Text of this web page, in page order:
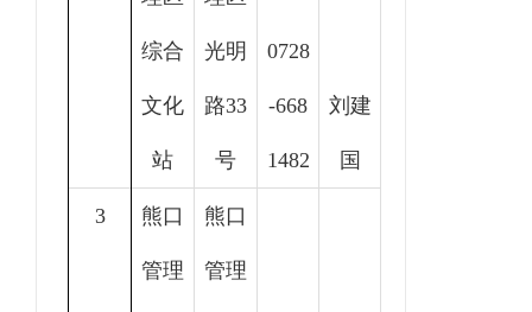
综合
文化
站
光明
路33
号
0728
-668
1482
刘建
国
3 熊口
管理
熊口
管理